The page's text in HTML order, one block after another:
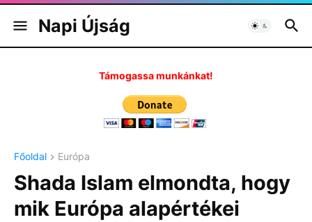
Napi Újság
Támogassa munkánkat!
Főoldal Európa
Shada Islam elmondta, hogy
mik Európa alapértékei